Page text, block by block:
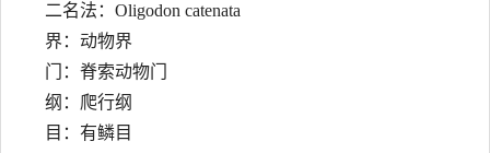
二名法：Oligodon catenata
界：动物界
门：脊索动物门
纲：爬行纲
目：有鳞目